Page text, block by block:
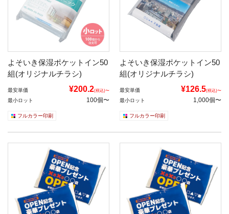
よそいき保湿ポケットイン50
組(オリジナルチラシ)
最安単価 ¥200.2(税込)〜
最小ロット 100個〜
フルカラー印刷
よそいき保湿ポケットイン50
組(オリジナルチラシ)
最安単価 ¥126.5(税込)〜
最小ロット 1,000個〜
フルカラー印刷